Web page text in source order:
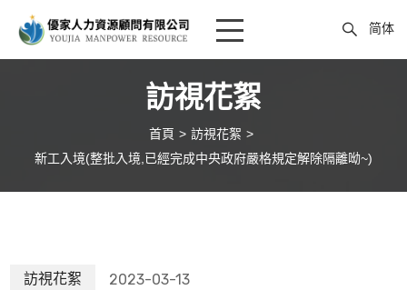
申請流程
简体
訪視花絮
首頁
訪視花絮
新工入境(整批入境,已經完成中央政府嚴格規定解除隔離呦~)
訪視花絮 2023-03-13